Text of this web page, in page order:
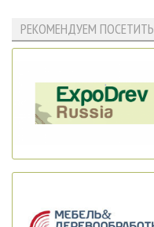
РЕКОМЕНДУЕМ ПОСЕТИТЬ